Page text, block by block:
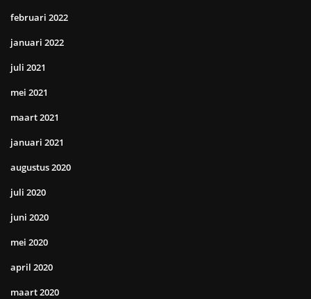
februari 2022
januari 2022
juli 2021
mei 2021
maart 2021
januari 2021
augustus 2020
juli 2020
juni 2020
mei 2020
april 2020
maart 2020